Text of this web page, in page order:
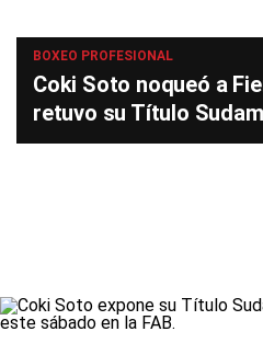
BOXEO PROFESIONAL
Coki Soto noqueó a
retuvo su Título